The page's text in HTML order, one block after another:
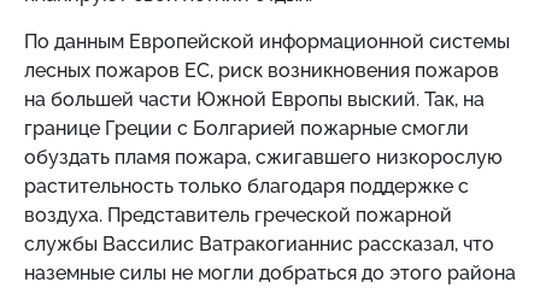
По данным Европейской информационной системы
лесных пожаров ЕС, риск возникновения пожаров
на большей части Южной Европы выский. Так, на
границе Греции с Болгарией пожарные смогли
обуздать пламя пожара, сжигавшего низкорослую
растительность только благодаря поддержке с
воздуха. Представитель греческой пожарной
службы Вассилис Ватракогианнис рассказал, что
наземные силы не могли добраться до этого района